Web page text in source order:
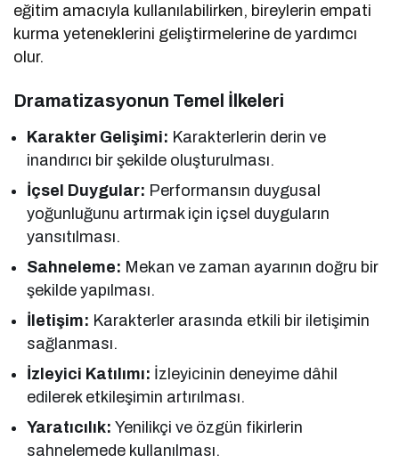
eğitim amacıyla kullanılabilirken, bireylerin empati
kurma yeteneklerini geliştirmelerine de yardımcı
olur.
Dramatizasyonun Temel İlkeleri
Karakter Gelişimi: Karakterlerin derin ve
inandırıcı bir şekilde oluşturulması.
İçsel Duygular: Performansın duygusal
yoğunluğunu artırmak için içsel duyguların
yansıtılması.
Sahneleme: Mekan ve zaman ayarının doğru bir
şekilde yapılması.
İletişim: Karakterler arasında etkili bir iletişimin
sağlanması.
İzleyici Katılımı: İzleyicinin deneyime dâhil
edilerek etkileşimin artırılması.
Yaratıcılık: Yenilikçi ve özgün fikirlerin
sahnelemede kullanılması.